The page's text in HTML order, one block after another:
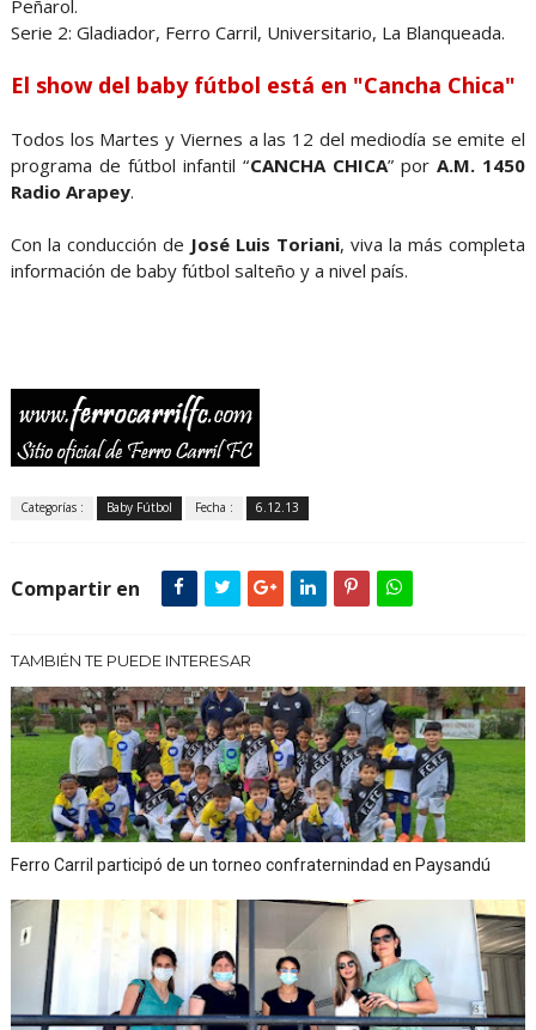
Peñarol.
Serie 2: Gladiador, Ferro Carril, Universitario, La Blanqueada.
El show del baby fútbol está en "Cancha Chica"
Todos los Martes y Viernes a las 12 del mediodía se emite el
programa de fútbol infantil “CANCHA CHICA” por A.M. 1450
Radio Arapey.
Con la conducción de José Luis Toriani, viva la más completa
información de baby fútbol salteño y a nivel país.
Categorías : Baby Fútbol Fecha : 6.12.13
Compartir en
TAMBIÉN TE PUEDE INTERESAR
Ferro Carril participó de un torneo confraternindad en Paysandú